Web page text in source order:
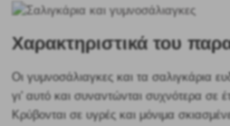
Χαρακτηριστικά του
Οι γυμνοσάλιαγκες και τα σαλιγκάρια
γι' αυτό και συναντώνται συχνότερα σε
Κρύβονται σε υγρές και μόνιμα